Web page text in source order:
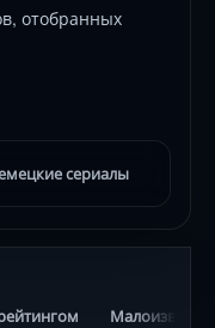
отобранных
сериалы